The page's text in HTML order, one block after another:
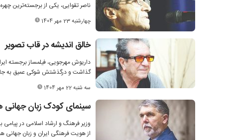
ناصر تقوایی، یکی از برجسته‌ترین
چهارشنبه 23 مهر 1404
خالق اندیشه در قاب تصویر
داریوش مهرجویی، فیلمساز برجسته
گذاشت و درگذشتش شوکی عمیق به
سه شنبه 22 مهر 1404
سینمای کودک زبان
وزیر فرهنگ و ارشاد اسلامی در پیامی
از هویت فرهنگی ایران و زبان جهانی